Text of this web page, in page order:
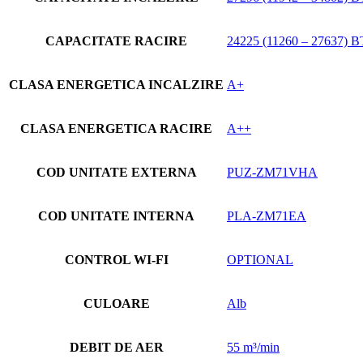
CAPACITATE RACIRE 24225 (11260 – 27637)
CLASA ENERGETICA INCALZIRE A+
CLASA ENERGETICA RACIRE A++
COD UNITATE EXTERNA PUZ-ZM71VHA
COD UNITATE INTERNA PLA-ZM71EA
CONTROL WI-FI OPTIONAL
CULOARE Alb
DEBIT DE AER 55 m³/min